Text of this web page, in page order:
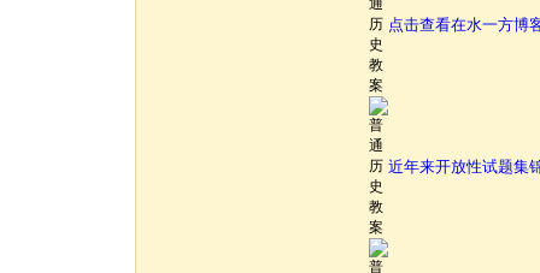
点击查看在水一方博
近年来开放性试题集